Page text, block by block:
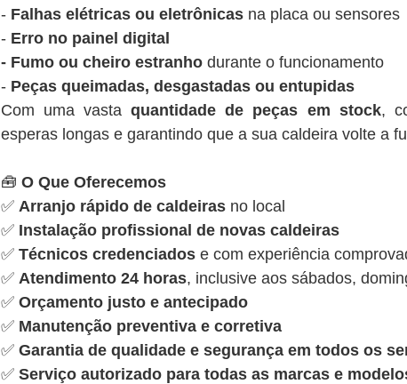
- Falhas elétricas ou eletrônicas na placa ou sensores
- Erro no painel digital
- Fumo ou cheiro estranho durante o funcionamento
- Peças queimadas, desgastadas ou entupidas
Com uma vastaquantidade de peças em stock,
esperas longas e garantindo que a sua caldeira volte a
🧰 O Que Oferecemos
✅ Arranjo rápido de caldeiras no local
✅ Instalação profissional de novas caldeiras
✅ Técnicos credenciados e com experiência
✅ Atendimento 24 horas, inclusive aos sábados,
✅ Orçamento justo e antecipado
✅ Manutenção preventiva e corretiva
✅ Garantia de qualidade e segurança em todos os
✅ Serviço autorizado para todas as marcas e